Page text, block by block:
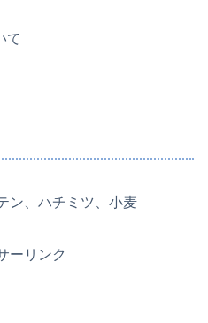
て
ン、ハチミツ、小麦
ーリンク